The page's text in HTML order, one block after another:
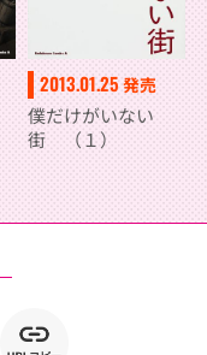
2013.01.25 発売
僕だけがいない
街 （１）